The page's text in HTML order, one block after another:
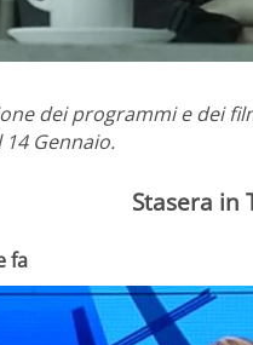
dei programmi e dei
Gennaio.
Stasera in
fa